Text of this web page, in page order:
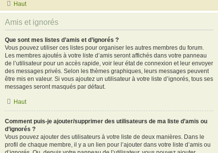
Haut
Amis et ignorés
Que sont mes listes d’amis et d’ignorés ?
Vous pouvez utiliser ces listes pour organiser les autres membres du forum.
Les membres ajoutés à votre liste d’amis seront affichés dans votre panneau
de l’utilisateur pour un accès rapide, voir leur état de connexion et leur envoyer
des messages privés. Selon les thèmes graphiques, leurs messages peuvent
être mis en valeur. Si vous ajoutez un utilisateur à votre liste d’ignorés, tous ses
messages seront masqués par défaut.
Haut
Comment puis-je ajouter/supprimer des utilisateurs de ma liste d’amis ou
d’ignorés ?
Vous pouvez ajouter des utilisateurs à votre liste de deux manières. Dans le
profil de chaque membre, il y a un lien pour l’ajouter dans votre liste d’amis ou